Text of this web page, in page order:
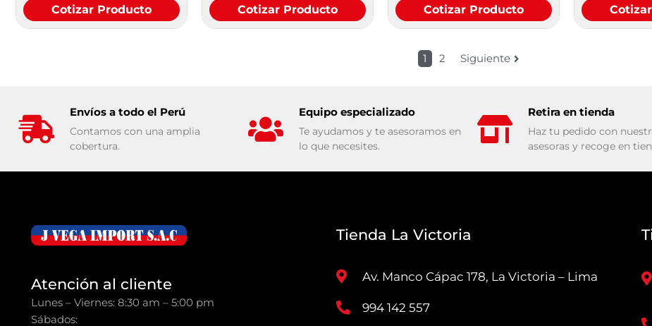
Cotizar Producto Cotizar Producto Cotizar Producto
1 2 Siguiente
Envíos a todo el Perú
Contamos con una amplia
cobertura.
Equipo especializado
Te ayudamos y te asesoramos en
lo que necesites.
Retira en tienda
Haz tu pedido con
asesoras y recoge en
Atención al cliente
Lunes – Viernes: 8:30 am – 5:00 pm
Sábados:
Tienda La Victoria
Av. Manco Cápac 178, La Victoria – Lima
994 142 557